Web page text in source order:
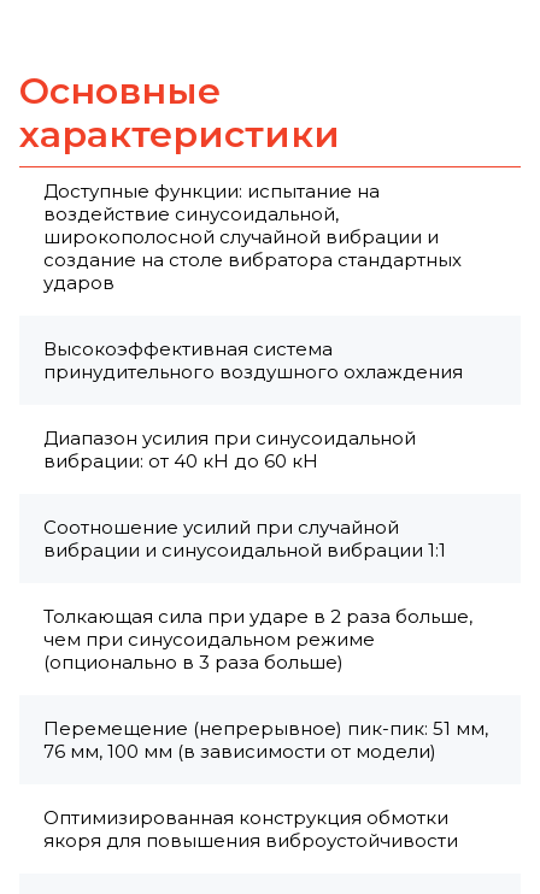
Основные
характеристики
Доступные функции: испытание на
воздействие синусоидальной,
широкополосной случайной вибрации и
создание на столе вибратора стандартных
ударов
Высокоэффективная система
принудительного воздушного охлаждения
Диапазон усилия при синусоидальной
вибрации: от 40 кН до 60 кН
Соотношение усилий при случайной
вибрации и синусоидальной вибрации 1:1
Толкающая сила при ударе в 2 раза больше,
чем при синусоидальном режиме
(опционально в 3 раза больше)
Перемещение (непрерывное) пик-пик: 51 мм,
76 мм, 100 мм (в зависимости от модели)
Оптимизированная конструкция обмотки
якоря для повышения виброустойчивости